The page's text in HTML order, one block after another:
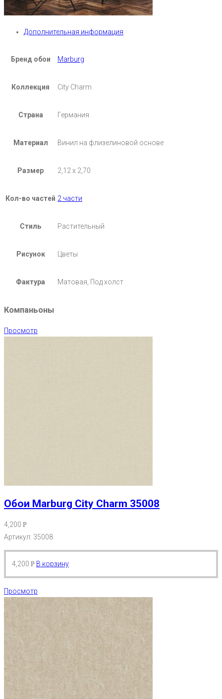
Дополнительная информация
Бренд обои Marburg
Коллекция City Charm
Страна Германия
Материал Винил на флизелиновой основе
Размер 2,12 x 2,70
Кол-во частей 2 части
Стиль Растительный
Рисунок Цветы
Фактура Матовая, Под холст
Компаньоны
Просмотр
Обои Marburg City Charm 35008
4,200 Р
Артикул: 35008
4,200 Р В корзину
Просмотр